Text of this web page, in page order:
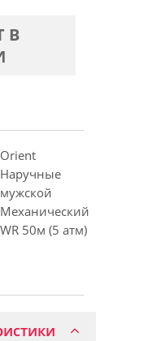
В
Orient
Наручные
мужской
Механический
WR 50м (5 атм)